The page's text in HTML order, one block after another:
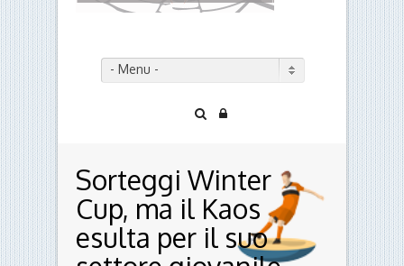
- Menu -
Sorteggi Winter
Cup, ma il Kaos
esulta per il suo